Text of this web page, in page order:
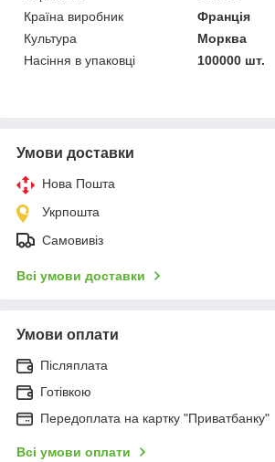
Країна виробник
Франція
Культура
Морква
Насіння в упаковці
100000 шт.
Умови доставки
Нова Пошта
Укрпошта
Самовивіз
Всі умови доставки
Умови оплати
Післяплата
Готівкою
Передоплата на картку "Приватбанку"
Всі умови оплати